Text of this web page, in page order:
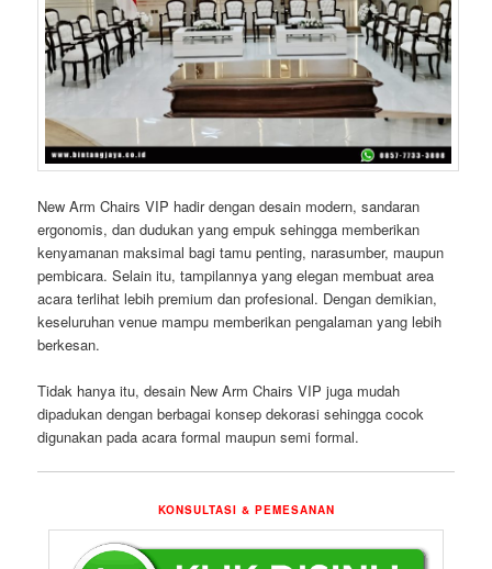
New Arm Chairs VIP hadir dengan desain modern, sandaran
ergonomis, dan dudukan yang empuk sehingga memberikan
kenyamanan maksimal bagi tamu penting, narasumber, maupun
pembicara. Selain itu, tampilannya yang elegan membuat area
acara terlihat lebih premium dan profesional. Dengan demikian,
keseluruhan venue mampu memberikan pengalaman yang lebih
berkesan.
Tidak hanya itu, desain New Arm Chairs VIP juga mudah
dipadukan dengan berbagai konsep dekorasi sehingga cocok
digunakan pada acara formal maupun semi formal.
KONSULTASI & PEMESANAN